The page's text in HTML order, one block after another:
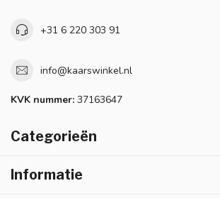
+31 6 220 303 91
info@kaarswinkel.nl
KVK nummer: 37163647
Categorieën
Informatie